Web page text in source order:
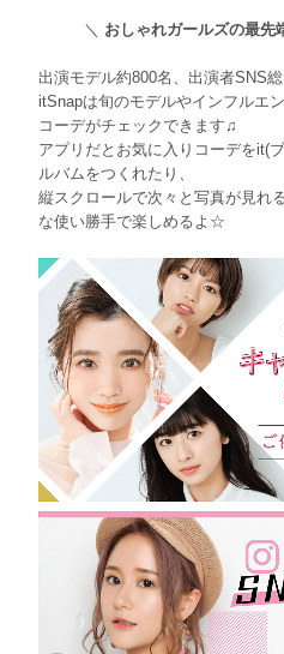
＼ おしゃれガールズの最先
出演モデル約800名、出演者SNS
itSnapは旬のモデルやインフルエ
コーデがチェックできます♫
アプリだとお気に入りコーデをit(
ルバムをつくれたり、
縦スクロールで次々と写真が見れ
な使い勝手で楽しめるよ☆